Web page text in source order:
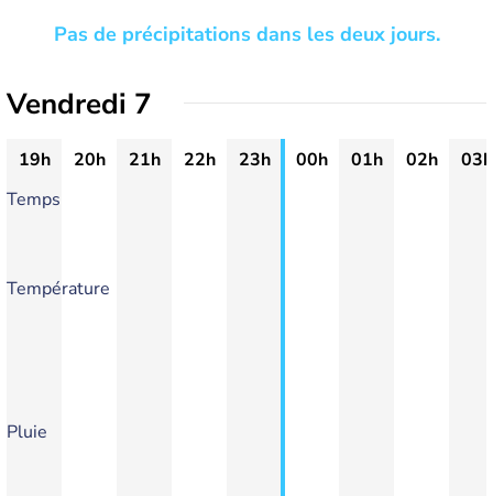
Pas de précipitations dans les deux jours.
Vendredi 7
19h 20h 21h 22h 23h 00h 01h 02h
03h
Temps
Température
Pluie